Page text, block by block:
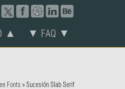
▲ ▼ FAQ ▼
Fonts » Sucesión Slab Serif